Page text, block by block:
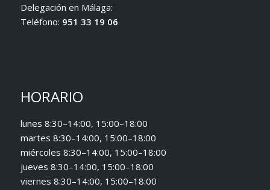
Delegación en Málaga:
Teléfono: 951 33 19 06
HORARIO
lunes 8:30–14:00, 15:00–18:00
martes 8:30–14:00, 15:00–18:00
miércoles 8:30–14:00, 15:00–18:00
jueves 8:30–14:00, 15:00–18:00
viernes 8:30–14:00, 15:00–18:00